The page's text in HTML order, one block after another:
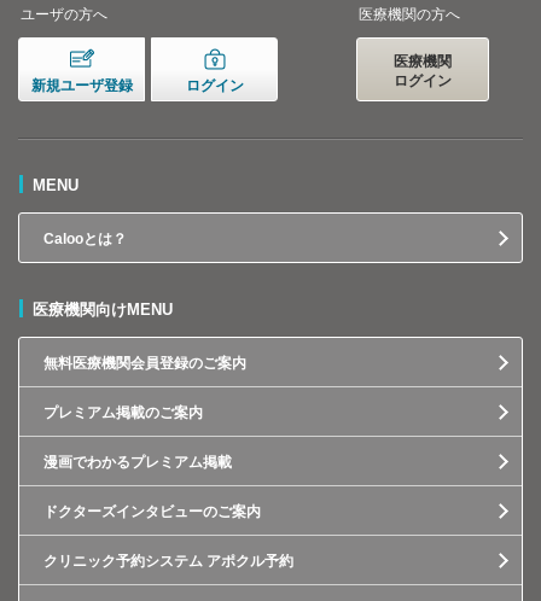
ユーザの方へ
新規ユーザ登録 ログイン
医療機関の方へ
医療機関
ログイン
MENU
Calooとは？
医療機関向けMENU
無料医療機関会員登録のご案内
プレミアム掲載のご案内
漫画でわかるプレミアム掲載
ドクターズインタビューのご案内
クリニック予約システム アポクル予約